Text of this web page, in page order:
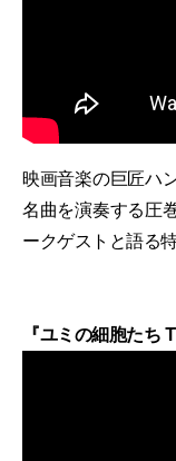
映画音楽の巨匠ハ
名曲を演奏する圧
ークゲストと語る
『ユミの細胞たち